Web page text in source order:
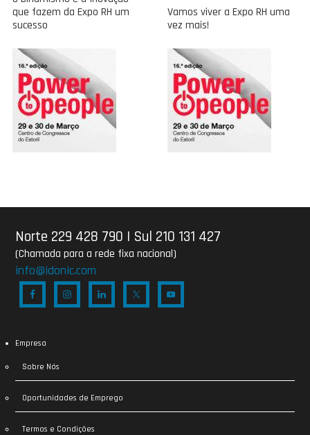
que fazem da Expo RH um
sucesso
Vamos viver a Expo RH uma
vez mais!
Norte 229 428 790 | Sul 210 131 427
(Chamada para a rede fixa nacional)
info@idonic.com
Empresa
Sobre Nós
Oportunidades de Emprego
Termos e Condições